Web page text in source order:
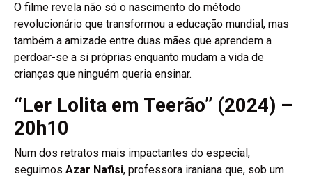
O filme revela não só o nascimento do método
revolucionário que transformou a educação mundial, mas
também a amizade entre duas mães que aprendem a
perdoar-se a si próprias enquanto mudam a vida de
crianças que ninguém queria ensinar.
“Ler Lolita em Teerão” (2024) –
20h10
Num dos retratos mais impactantes do especial,
seguimos Azar Nafisi, professora iraniana que, sob um